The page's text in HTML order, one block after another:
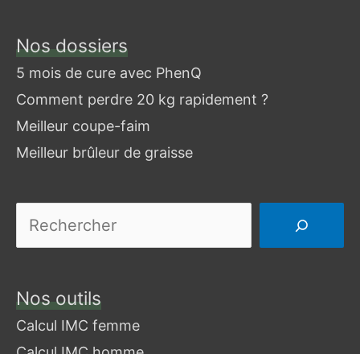
Nos dossiers
5 mois de cure avec PhenQ
Comment perdre 20 kg rapidement ?
Meilleur coupe-faim
Meilleur brûleur de graisse
Je
cherche
un
article
Nos outils
Calcul IMC femme